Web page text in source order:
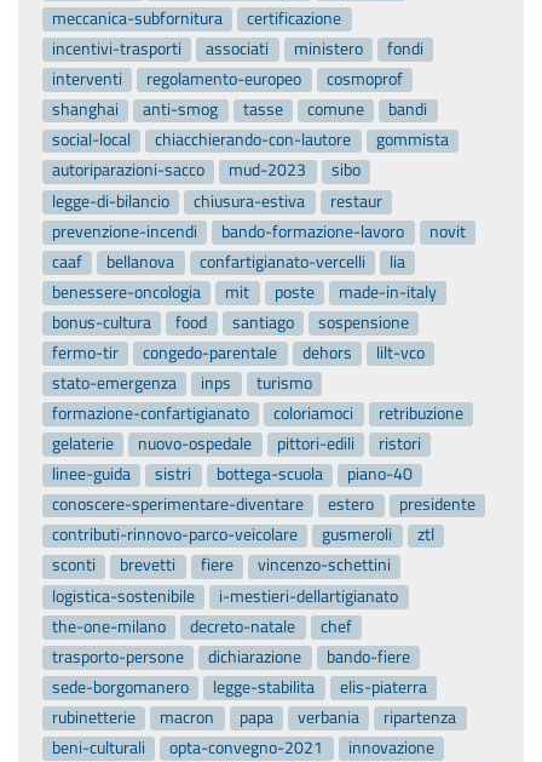
meccanica-subfornitura
certificazione
incentivi-trasporti
associati ministero
fondi
interventi
regolamento-europeo
cosmoprof
shanghai
anti-smog tasse comune
bandi
social-local
chiacchierando-con-lautore
gommista
autoriparazioni-sacco
mud-2023
sibo
legge-di-bilancio
chiusura-estiva
restaur
prevenzione-incendi
bando-formazione-lavoro
novit
caaf
bellanova confartigianato-vercelli
lia
benessere-oncologia
mit poste
made-in-italy
bonus-cultura
food santiago
sospensione
fermo-tir
congedo-parentale dehors
lilt-vco
stato-emergenza
inps
turismo
formazione-confartigianato
coloriamoci
retribuzione
gelaterie
nuovo-ospedale pittori-edili
ristori
linee-guida
sistri bottega-scuola
piano-40
conoscere-sperimentare-diventare
estero
presidente
contributi-rinnovo-parco-veicolare
gusmeroli
ztl
sconti
brevetti fiere
vincenzo-schettini
logistica-sostenibile
i-mestieri-dellartigianato
the-one-milano
decreto-natale
chef
trasporto-persone
dichiarazione
bando-fiere
sede-borgomanero
legge-stabilita
elis-piaterra
rubinetterie
macron papa verbania
ripartenza
beni-culturali
opta-convegno-2021
innovazione